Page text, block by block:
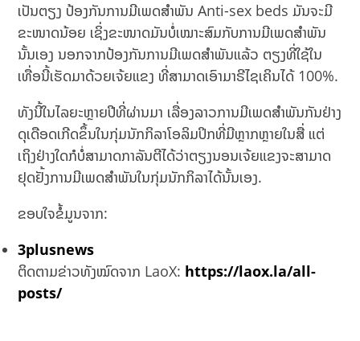
ເປັນຕຽງ ປ້ອງກັນການມີເພດສຳພັນ Anti-sex beds ມັນຈະມີ
ຂະໜາດນ້ອຍ ເຊິ່ງຂະໜາດມັນບໍ່ເໝາະສົມກັບການມີເພດສຳພັນ
ນັ້ນເອງ ນອກຈາກປ້ອງກັນການມີເພດສຳພັນແລ້ວ ຕຽງທີ່ໃຊ້ໃນ
ເທື່ອນີ້ເຮັດມາດ້ວຍເຈ້ຍແຂງ ທີ່ສາມາດເອົາມາຣີໄຊເຄິນໄດ້ 100%.
ທັງນີ້ໃນໄລຍະຫຼາຍປີທີ່ຜ່ານມາ ເລື່ອງລາວການມີເພດສຳພັນກັນຢ່າງ
ດຸເດືອດເກີດຂຶ້ນໃນກຸ່ມນັກກິລາໂອລິມປິກທີ່ມີຫຼາກຫຼາຍໃນສື່ ແຕ່
ເຖິງຢ່າງໃດກໍບໍ່ສາມາດກາລັນຕີໄດ້ວ່າຕຽງນອນເຈ້ຍແຂງຈະສາມາດ
ຢຸດຢັ້ງການມີເພດສຳພັນໃນກຸ່ມນັກກິລາໄດ້ນັ້ນເອງ.
ຂອບໃຈຂໍ້ມູນຈາກ:
3plusnews
ຕິດຕາມຂ່າວທັງໝົດຈາກ LaoX: https://laox.la/all-
posts/